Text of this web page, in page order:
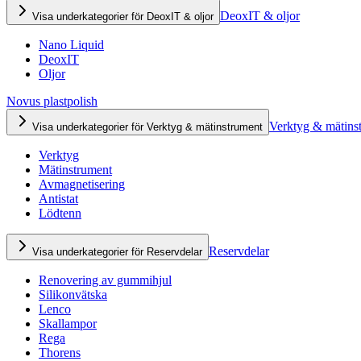
Visa underkategorier för DeoxIT & oljor DeoxIT & oljor
Nano Liquid
DeoxIT
Oljor
Novus plastpolish
Visa underkategorier för Verktyg & mätinstrument Verktyg &
Verktyg
Mätinstrument
Avmagnetisering
Antistat
Lödtenn
Visa underkategorier för Reservdelar Reservdelar
Renovering av gummihjul
Silikonvätska
Lenco
Skallampor
Rega
Thorens